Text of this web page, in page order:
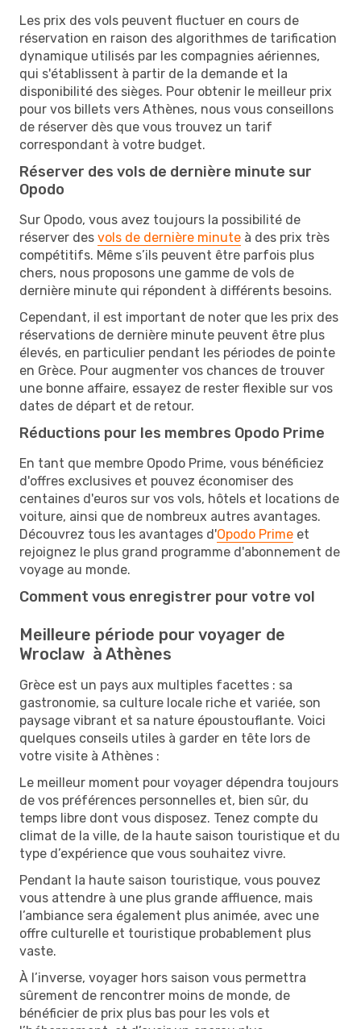
Les prix des vols peuvent fluctuer en cours de
réservation en raison des algorithmes de tarification
dynamique utilisés par les compagnies aériennes,
qui s'établissent à partir de la demande et la
disponibilité des sièges. Pour obtenir le meilleur prix
pour vos billets vers Athènes, nous vous conseillons
de réserver dès que vous trouvez un tarif
correspondant à votre budget.
Réserver des vols de dernière minute sur
Opodo
Sur Opodo, vous avez toujours la possibilité de
réserver des vols de dernière minute à des prix très
compétitifs. Même s’ils peuvent être parfois plus
chers, nous proposons une gamme de vols de
dernière minute qui répondent à différents besoins.
Cependant, il est important de noter que les prix des
réservations de dernière minute peuvent être plus
élevés, en particulier pendant les périodes de pointe
en Grèce. Pour augmenter vos chances de trouver
une bonne affaire, essayez de rester flexible sur vos
dates de départ et de retour.
Réductions pour les membres Opodo Prime
En tant que membre Opodo Prime, vous bénéficiez
d'offres exclusives et pouvez économiser des
centaines d'euros sur vos vols, hôtels et locations de
voiture, ainsi que de nombreux autres avantages.
Découvrez tous les avantages d'Opodo Prime et
rejoignez le plus grand programme d'abonnement de
voyage au monde.
Comment vous enregistrer pour votre vol
Meilleure période pour voyager de
Wroclaw à Athènes
Grèce est un pays aux multiples facettes : sa
gastronomie, sa culture locale riche et variée, son
paysage vibrant et sa nature époustouflante. Voici
quelques conseils utiles à garder en tête lors de
votre visite à Athènes :
Le meilleur moment pour voyager dépendra toujours
de vos préférences personnelles et, bien sûr, du
temps libre dont vous disposez. Tenez compte du
climat de la ville, de la haute saison touristique et du
type d’expérience que vous souhaitez vivre.
Pendant la haute saison touristique, vous pouvez
vous attendre à une plus grande affluence, mais
l’ambiance sera également plus animée, avec une
offre culturelle et touristique probablement plus
vaste.
À l’inverse, voyager hors saison vous permettra
sûrement de rencontrer moins de monde, de
bénéficier de prix plus bas pour les vols et